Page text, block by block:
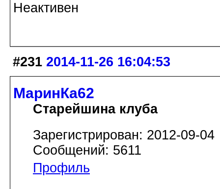
Неактивен
#231 2014-11-26 16:04:53
МаринКа62
Старейшина клуба
Зарегистрирован: 2012-09-04
Сообщений: 5611
Профиль